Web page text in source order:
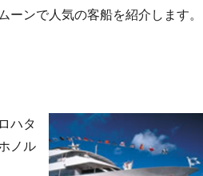
ンで人気の客船を紹介します。
ハタ
ノル